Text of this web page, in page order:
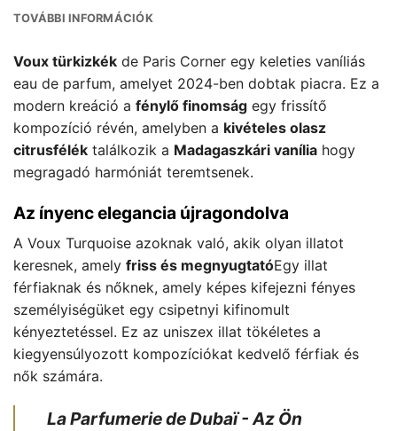
TOVÁBBI INFORMÁCIÓK
Voux türkizkék de Paris Corner egy keleties vaníliás
eau de parfum, amelyet 2024-ben dobtak piacra. Ez a
modern kreáció a fénylő finomság egy frissítő
kompozíció révén, amelyben a kivételes olasz
citrusfélék találkozik a Madagaszkári vanília hogy
megragadó harmóniát teremtsenek.
Az ínyenc elegancia újragondolva
A Voux Turquoise azoknak való, akik olyan illatot
keresnek, amely friss és megnyugtatóEgy illat
férfiaknak és nőknek, amely képes kifejezni fényes
személyiségüket egy csipetnyi kifinomult
kényeztetéssel. Ez az uniszex illat tökéletes a
kiegyensúlyozott kompozíciókat kedvelő férfiak és
nők számára.
La Parfumerie de Dubaï - Az Ön